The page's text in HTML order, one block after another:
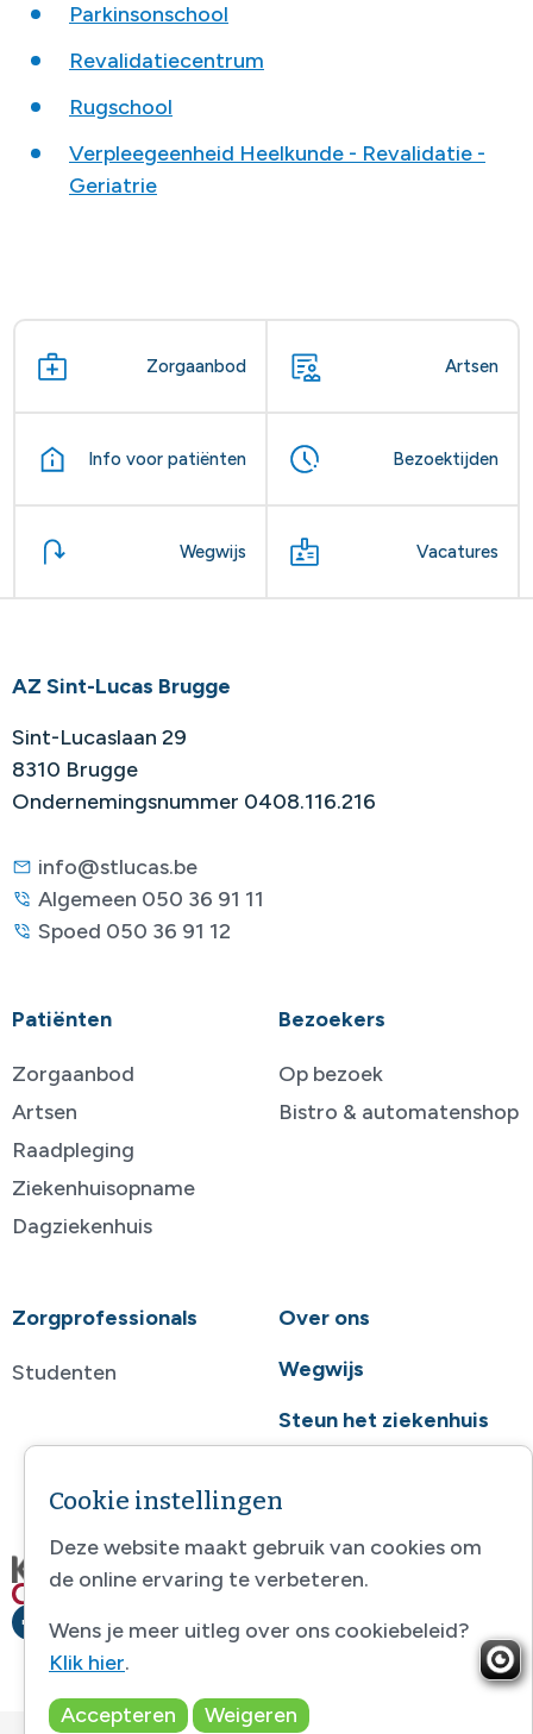
Parkinsonschool
Revalidatiecentrum
Rugschool
Verpleegeenheid Heelkunde - Revalidatie -
Geriatrie
Zorgaanbod Artsen
Info voor patiënten Bezoektijden
Wegwijs Vacatures
AZ Sint-Lucas Brugge
Sint-Lucaslaan 29
8310 Brugge
Ondernemingsnummer 0408.116.216
info@stlucas.be
Algemeen 050 36 91 11
Spoed 050 36 91 12
Patiënten
Zorgaanbod
Artsen
Raadpleging
Ziekenhuisopname
Dagziekenhuis
Bezoekers
Op bezoek
Bistro & automatenshop
Zorgprofessionals
Studenten
Over ons
Wegwijs
Steun het ziekenhuis
Cookie instellingen
Deze website maakt gebruik van cookies om
de online ervaring te verbeteren.
Wens je meer uitleg over ons cookiebeleid?
Klik hier.
Accepteren
Weigeren